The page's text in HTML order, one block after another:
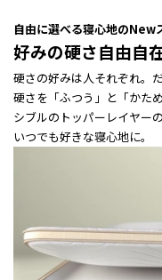
自由に選べる寝心地のNew
好みの硬さ自由自
硬さの好みは人それぞれ。
硬さを「ふつう」と「かた
シブルのトッパーレイヤー
いつでも好きな寝心地に。